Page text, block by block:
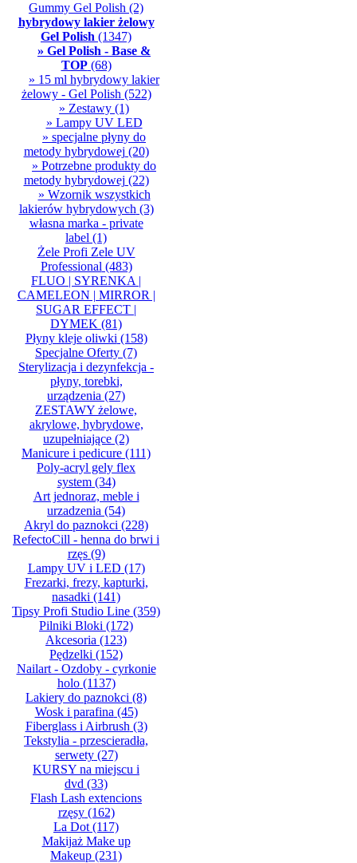
Gummy Gel Polish (2)
hybrydowy lakier żelowy
Gel Polish (1347)
» Gel Polish - Base &
TOP(68)
» 15 ml hybrydowy lakier
żelowy - Gel Polish (522)
» Zestawy (1)
» Lampy UV LED
» specjalne płyny do
metody hybrydowej (20)
» Potrzebne produkty do
metody hybrydowej (22)
» Wzornik wszystkich
lakierów hybrydowych (3)
własna marka - private
label (1)
Żele Profi Zele UV
Professional (483)
FLUO | SYRENKA |
CAMELEON | MIRROR |
SUGAR EFFECT |
DYMEK (81)
Płyny kleje oliwki (158)
Specjalne Oferty (7)
Sterylizacja i dezynfekcja -
płyny, torebki,
urządzenia (27)
ZESTAWY żelowe,
akrylowe, hybrydowe,
uzupełniające (2)
Manicure i pedicure (111)
Poly-acryl gely flex
system(34)
Art jednoraz, meble i
urzadzenia (54)
Akryl do paznokci (228)
RefectoCill - henna do brwi i
rzęs(9)
Lampy UV i LED (17)
Frezarki, frezy, kapturki,
nasadki (141)
Tipsy Profi Studio Line (359)
Pilniki Bloki (172)
Akcesoria (123)
Pędzelki (152)
Nailart - Ozdoby - cyrkonie
holo(1137)
Lakiery do paznokci (8)
Wosk i parafina (45)
Fiberglass i Airbrush (3)
Tekstylia - przescieradła,
serwety(27)
KURSY na miejscu i
dvd (33)
Flash Lash extencions
rzęsy(162)
La Dot (117)
Makijaż Make up
Makeup (231)